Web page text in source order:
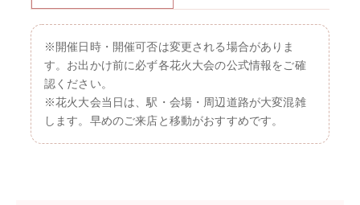
※開催日時・開催可否は変更される場合がありま
す。お出かけ前に必ず各花火大会の公式情報をご確
認ください。
※花火大会当日は、駅・会場・周辺道路が大変混雑
します。早めのご来店と移動がおすすめです。